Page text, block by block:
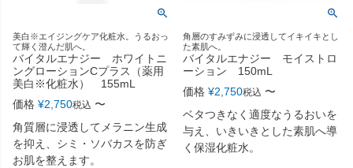
美白※エイジングケア化粧水。うるおっ
て輝く澄んだ肌へ。
バイタルエナジー ホワイトニ
ングローションCプラス（薬用
美白※化粧水） 155mL
価格 ¥2,750税込 〜
角質層に浸透してメラニン生成
を抑え、シミ・ソバカスを防ぎ
お肌を整えます。
角層のすみずみに浸透してイキイキとし
た素肌へ。
バイタルエナジー モイストロ
ーション 150mL
価格 ¥2,750税込 〜
ベタつきなく適度なうるおいを
与え、いきいきとした素肌へ導
く保湿化粧水。